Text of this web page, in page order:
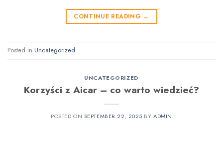
CONTINUE READING →
Posted in Uncategorized
UNCATEGORIZED
Korzyści z Aicar – co warto wiedzieć?
POSTED ON SEPTEMBER 22, 2025 BYADMIN